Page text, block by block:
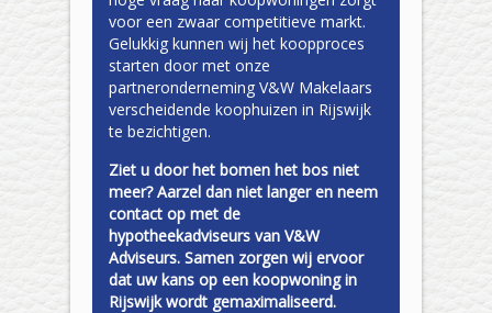
voor een zwaar competitieve markt.
Gelukkig kunnen wij het koopproces
starten door met onze
partneronderneming V&W Makelaars
verscheidende koophuizen in Rijswijk
te bezichtigen.
Ziet u door het bomen het bos niet
meer? Aarzel dan niet langer en neem
contact op met de
hypotheekadviseurs van V&W
Adviseurs. Samen zorgen wij ervoor
dat uw kans op een koopwoning in
Rijswijk wordt gemaximaliseerd.